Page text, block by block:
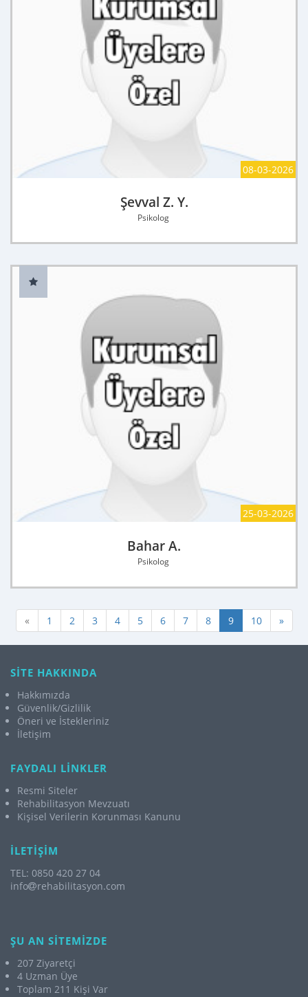
08-03-2026
Şevval Z. Y.
Psikolog
25-03-2026
Bahar A.
Psikolog
« 1 2 3 4 5 6 7 8 9 10 »
SİTE HAKKINDA
Hakkımızda
Güvenlik/Gizlilik
Öneri ve İstekleriniz
İletişim
FAYDALI LİNKLER
Resmi Siteler
Rehabilitasyon Mevzuatı
Kişisel Verilerin Korunması Kanunu
İLETİŞİM
TEL: 0850 420 27 04
info
rehabilitasyon.com
ŞU AN SİTEMİZDE
207 Ziyaretçi
4 Uzman Üye
Toplam 211 Kişi Var